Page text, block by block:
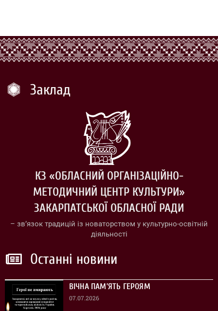
Заклад
КЗ «ОБЛАСНИЙ ОРГАНІЗАЦІЙНО-
МЕТОДИЧНИЙ ЦЕНТР КУЛЬТУРИ»
ЗАКАРПАТСЬКОЇ ОБЛАСНОЇ РАДИ
– зв’язок традицій із новаторством у культурно-освітній
діяльності
Останні новини
ВІЧНА ПАМ’ЯТЬ ГЕРОЯМ
07.07.2026